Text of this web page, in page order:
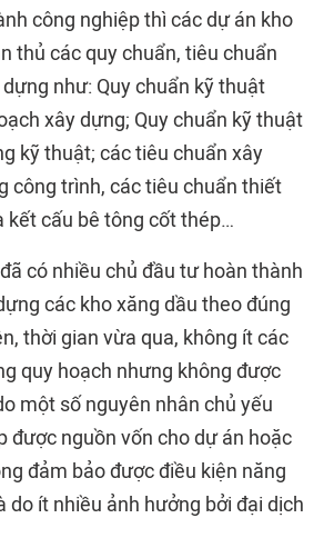
công nghiệp thì các dự án kho
thủ các quy chuẩn, tiêu chuẩn
như: Quy chuẩn kỹ thuật
xây dựng; Quy chuẩn kỹ thuật
kỹ thuật; các tiêu chuẩn xây
công trình, các tiêu chuẩn thiết
kết cấu bê tông cốt thép…
có nhiều chủ đầu tư hoàn thành
các kho xăng dầu theo đúng
thời gian vừa qua, không ít các
quy hoạch nhưng không được
một số nguyên nhân chủ yếu
được nguồn vốn cho dự án hoặc
đảm bảo được điều kiện năng
do ít nhiều ảnh hưởng bởi đại dịch